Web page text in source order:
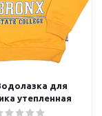
для
утепленная